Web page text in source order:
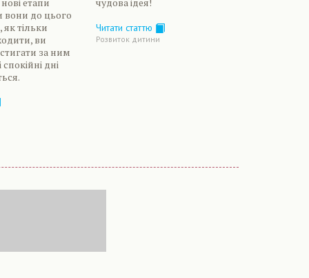
вони до цього
як тільки
ви
за ним
дні
Читати статтю
Розвиток дитини